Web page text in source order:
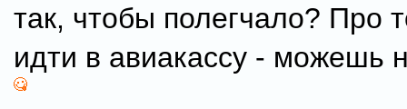
так, чтобы полегчало? Про
идти в авиакассу - можешь